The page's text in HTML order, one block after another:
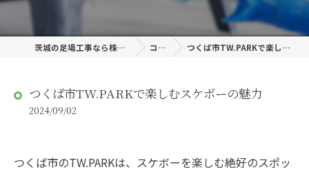
茨城の足場工事なら株式会社渡邊建設 コラム つくば市TW.PARKで楽しむスケボーの魅力
つくば市TW.PARKで楽しむスケボーの魅力
2024/09/02
つくば市のTW.PARKは、スケボーを楽しむ絶好のスポッ